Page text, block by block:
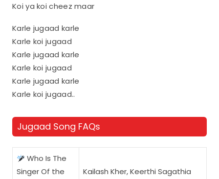
Koi ya koi cheez maar
Karle jugaad karle
Karle koi jugaad
Karle jugaad karle
Karle koi jugaad
Karle jugaad karle
Karle koi jugaad..
Jugaad Song FAQs
Who Is The
Singer Of the
Kailash Kher, Keerthi Sagathia